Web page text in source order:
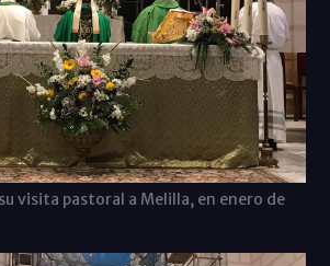
visita pastoral a Melilla, en enero de